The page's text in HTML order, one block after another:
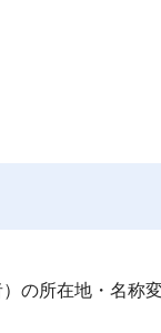
の所在地・名称